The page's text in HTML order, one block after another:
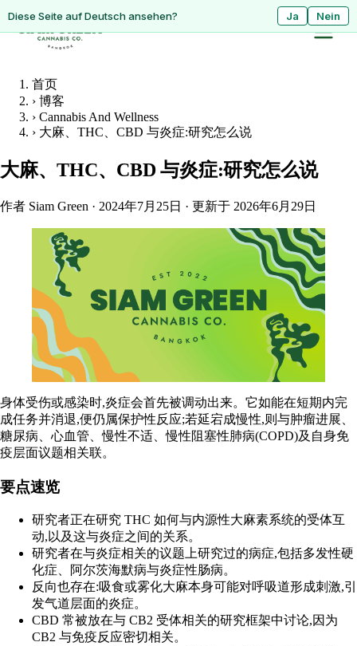
ดูหน้านี้เป็นภาษาไทย? ใช่ ไม่ใช่
Diese Seite auf Deutsch ansehen? Ja Nein
首页
› 博客
› Cannabis And Wellness
› 大麻、THC、CBD 与炎症:研究怎么说
大麻、THC、CBD 与炎症:研究怎么说
作者 Siam Green · 2024年7月25日 · 更新于 2026年6月29日
身体受伤或感染时,炎症会首先被调动出来。它如能在短期内完
成任务并消退,便仍属保护性反应;若延宕成慢性,则与肿瘤进展、
糖尿病、心血管、慢性不适、慢性阻塞性肺病(COPD)及自身免
疫层面议题相关联。
要点速览
研究者正在研究 THC 如何与内源性大麻素系统的受体互
动,以及这与炎症之间的关系。
研究者在与炎症相关的议题上研究过的病症,包括多发性硬
化症、阿尔茨海默病与炎症性肠病。
反向也存在:吸食或雾化大麻本身可能对呼吸道形成刺激,引
发气道层面的炎症。
CBD 常被放在与 CB2 受体相关的研究框架中讨论,因为
CB2 与免疫反应密切相关。